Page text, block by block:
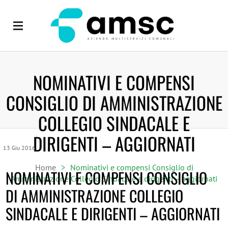
NOMINATIVI E COMPENSI
CONSIGLIO DI AMMINISTRAZIONE
COLLEGIO SINDACALE E
DIRIGENTI – AGGIORNATI
Home > Nominativi e compensi Consiglio di
Amministrazione Collegio Sindacale e dirigenti – aggiornati
13 Giu 2016
NOMINATIVI E COMPENSI CONSIGLIO
DI AMMINISTRAZIONE COLLEGIO
SINDACALE E DIRIGENTI – AGGIORNATI